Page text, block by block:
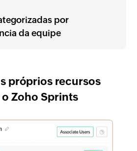
por
da equipe
próprios recursos
Zoho Sprints